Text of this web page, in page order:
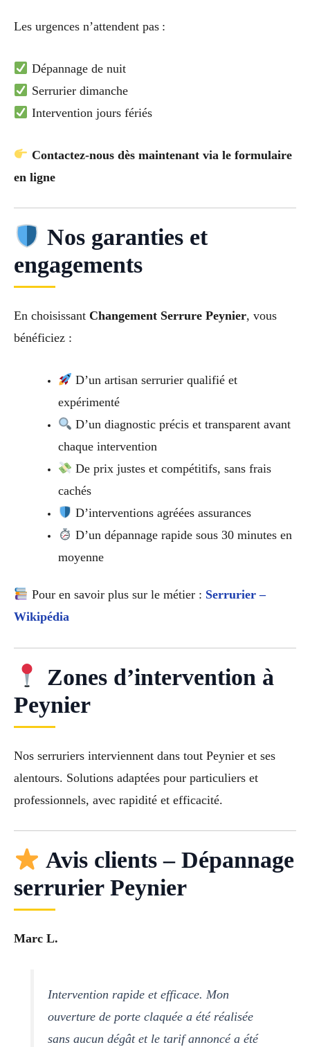
Les urgences n’attendent pas :
Dépannage de nuit
Serrurier dimanche
Intervention jours fériés
Contactez-nous dès maintenant via le formulaire
en ligne
Nos garanties et
engagements
En choisissant Changement Serrure Peynier, vous
bénéficiez :
D’un artisan serrurier qualifié et
expérimenté
D’un diagnostic précis et transparent avant
chaque intervention
De prix justes et compétitifs, sans frais
cachés
D’interventions agréées assurances
D’un dépannage rapide sous 30 minutes en
moyenne
Pour en savoir plus sur le métier : Serrurier –
Wikipédia
Zones d’intervention à
Peynier
Nos serruriers interviennent dans tout Peynier et ses
alentours. Solutions adaptées pour particuliers et
professionnels, avec rapidité et efficacité.
Avis clients – Dépannage
serrurier Peynier
Marc L.
Intervention rapide et efficace. Mon
ouverture de porte claquée a été réalisée
sans aucun dégât et le tarif annoncé a été